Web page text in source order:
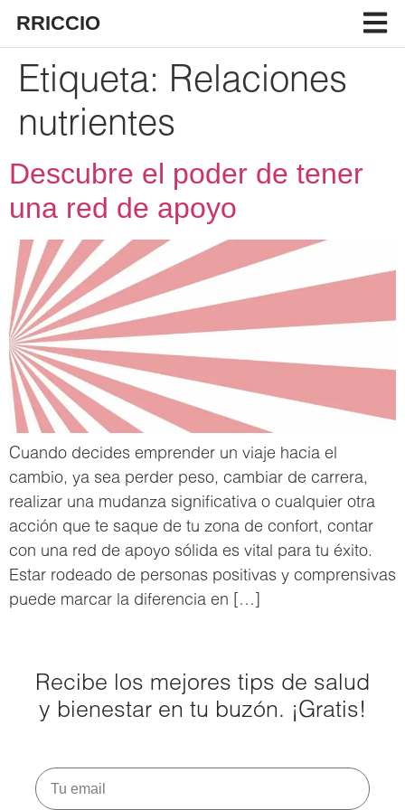
RRICCIO
Etiqueta: Relaciones
nutrientes
Descubre el poder de tener
una red de apoyo
Cuando decides emprender un viaje hacia el
cambio, ya sea perder peso, cambiar de carrera,
realizar una mudanza significativa o cualquier otra
acción que te saque de tu zona de confort, contar
con una red de apoyo sólida es vital para tu éxito.
Estar rodeado de personas positivas y comprensivas
puede marcar la diferencia en […]
Recibe los mejores tips de salud
y bienestar en tu buzón. ¡Gratis!